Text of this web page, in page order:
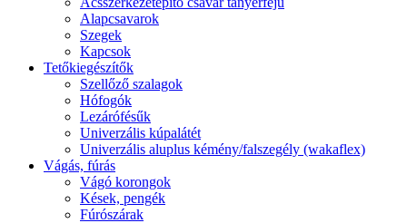
Alapcsavarok
Szegek
Kapcsok
Tetőkiegészítők
Szellőző szalagok
Hófogók
Lezárófésűk
Univerzális kúpalátét
Univerzális aluplus kémény/falszegély (wakaflex)
Vágás, fúrás
Vágó korongok
Kések, pengék
Fúrószárak